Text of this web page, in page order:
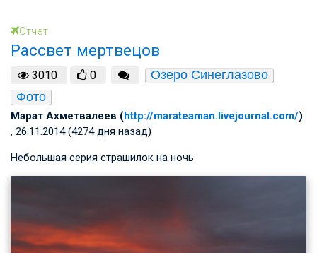
Отчет
Рассвет мертвецов
3010 0
Озеро Синеглазово
Фото
Марат Ахметвалеев (http://marateaman.livejournal.com/)
, 26.11.2014 (4274 дня назад)
Небольшая серия страшилок на ночь